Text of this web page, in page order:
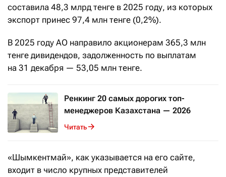
составила 48,3 млрд тенге в 2025 году, из которых
экспорт принес 97,4 млн тенге (0,2%).
В 2025 году АО направило акционерам 365,3 млн
тенге дивидендов, задолженность по выплатам
на 31 декабря — 53,05 млн тенге.
Ренкинг 20 самых дорогих топ-
менеджеров Казахстана — 2026
Читать
«Шымкентмай», как указывается на его сайте,
входит в число крупных представителей